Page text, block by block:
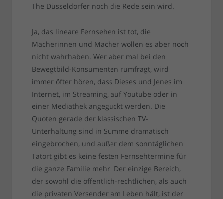
The Düsseldorfer noch die Rede sein wird.
Ja, das lineare Fernsehen ist tot, die
Macherinnen und Macher wollen es aber noch
nicht wahrhaben. Wer aber mal bei den
Bewegtbild-Konsumenten rumfragt, wird
immer öfter hören, dass Dieses und Jenes im
Internet, im Streaming, auf Youtube oder in
einer Mediathek angeguckt werden. Die
Quoten gerade der klassischen TV-
Unterhaltung sind in Summe dramatisch
eingebrochen, und außer dem sonntäglichen
Tatort gibt es keine festen Fernsehtermine für
die ganze Familie mehr. Der einzige Bereich,
der sowohl die öffentlich-rechtlichen, als auch
die privaten Versender am Leben hält, ist der